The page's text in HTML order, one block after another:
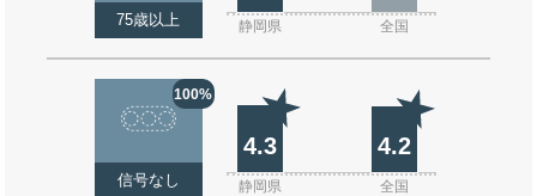
75歳以上 静岡県 全国
100%
信号なし
4.3 4.2
静岡県 全国